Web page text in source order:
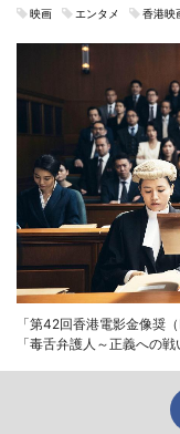
映画 エンタメ 香港映
「第42回香港電影金像奨
「毒舌弁護人～正義への戦